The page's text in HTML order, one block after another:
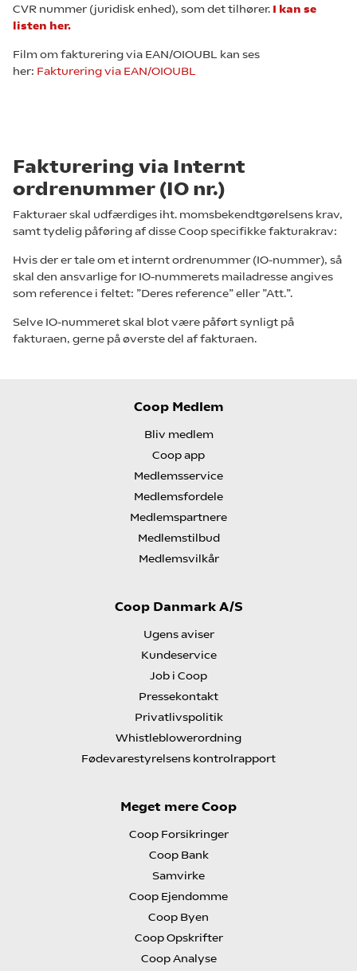
CVR nummer (juridisk enhed), som det tilhører. I kan se
listen her.
Film om fakturering via EAN/OIOUBL kan ses
her: Fakturering via EAN/OIOUBL
Fakturering via Internt
ordrenummer (IO nr.)
Fakturaer skal udfærdiges iht. momsbekendtgørelsens krav,
samt tydelig påføring af disse Coop specifikke fakturakrav:
Hvis der er tale om et internt ordrenummer (IO-nummer), så
skal den ansvarlige for IO-nummerets mailadresse angives
som reference i feltet: ”Deres reference” eller ”Att.”.
Selve IO-nummeret skal blot være påført synligt på
fakturaen, gerne på øverste del af fakturaen.
Coop Medlem
Bliv medlem
Coop app
Medlemsservice
Medlemsfordele
Medlemspartnere
Medlemstilbud
Medlemsvilkår
Coop Danmark A/S
Ugens aviser
Kundeservice
Job i Coop
Pressekontakt
Privatlivspolitik
Whistleblowerordning
Fødevarestyrelsens kontrolrapport
Meget mere Coop
Coop Forsikringer
Coop Bank
Samvirke
Coop Ejendomme
Coop Byen
Coop Opskrifter
Coop Analyse